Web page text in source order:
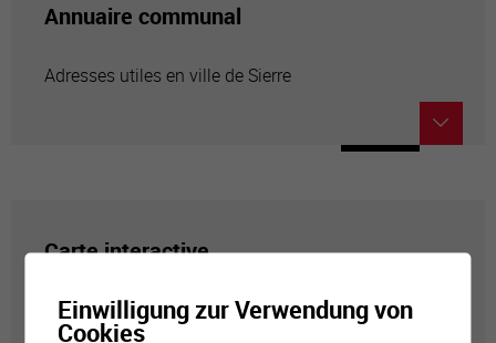
Annuaire communal
Adresses utiles en ville de Sierre
Carte interactive
Géolocalisation de tous les points d'intérêt de la Ville
de Sierre.
Einwilligung zur Verwendung von
Cookies